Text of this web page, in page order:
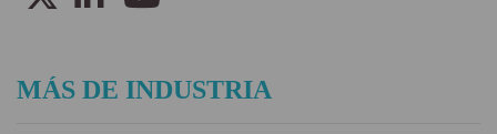
MÁS DE INDUSTRIA